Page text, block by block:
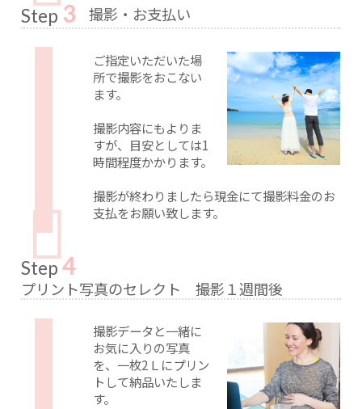
Step 3 撮影・お支払い
ご指定いただいた場
所で撮影をおこない
ます。
撮影内容にもよりま
すが、目安としては1
時間程度かかります。
撮影が終わりましたら現金にて撮影料金のお
支払をお願い致します。
Step 4
プリント写真のセレクト 撮影１週間後
撮影データと一緒に
お気に入りの写真
を、一枚2Ｌにプリン
トして納品いたしま
す。